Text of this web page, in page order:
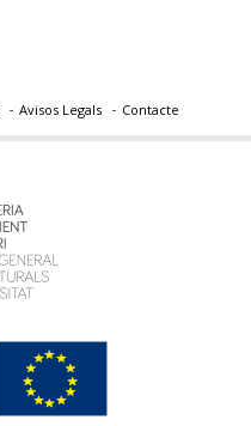
Avisos Legals Contacte